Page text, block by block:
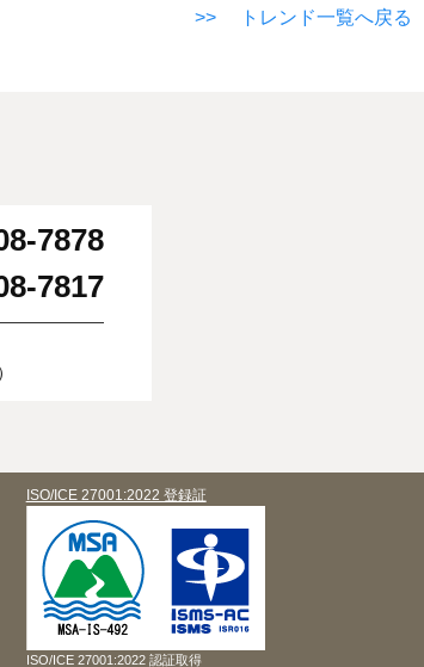
>> トレンド一覧へ戻る
7878
7817
ISO/ICE 27001:2022 登録証
ISO/ICE 27001:2022 認証取得